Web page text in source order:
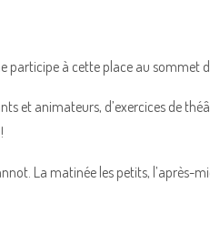
participe à cette place au sommet
et animateurs, d’exercices de
La matinée les petits, l’après-